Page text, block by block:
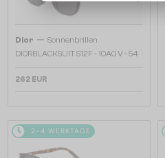
Dior — Sonnenbrillen
DIORBLACKSUIT S12F - 10A0 V - 54
262 EUR
2-4 WERKTAGE